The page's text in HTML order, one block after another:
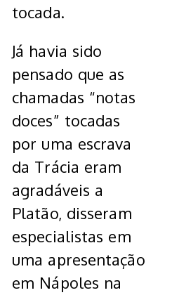
tocada.
Já havia sido
pensado que as
chamadas “notas
doces” tocadas
por uma escrava
da Trácia eram
agradáveis a
Platão, disseram
especialistas em
uma apresentação
em Nápoles na